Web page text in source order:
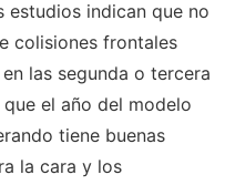
estudios indican que no
colisiones frontales
las segunda o tercera
el año del modelo
tiene buenas
la cara y los